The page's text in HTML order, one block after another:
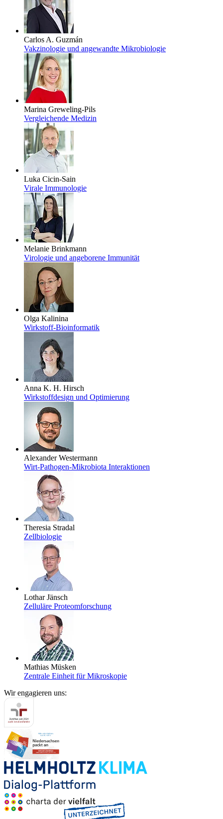
Carlos A. Guzmán
Vakzinologie und angewandte Mikrobiologie
Marina Greweling-Pils
Vergleichende Medizin
Luka Cicin-Sain
Virale Immunologie
Melanie Brinkmann
Virologie und angeborene Immunität
Olga Kalinina
Wirkstoff-Bioinformatik
Anna K. H. Hirsch
Wirkstoffdesign und Optimierung
Alexander Westermann
Wirt-Pathogen-Mikrobiota Interaktionen
Theresia Stradal
Zellbiologie
Lothar Jänsch
Zelluläre Proteomforschung
Mathias Müsken
Zentrale Einheit für Mikroskopie
Wir engagieren uns: